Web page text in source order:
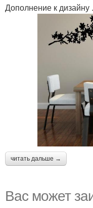
Дополнение к дизайну .
читать дальше →
Вас может